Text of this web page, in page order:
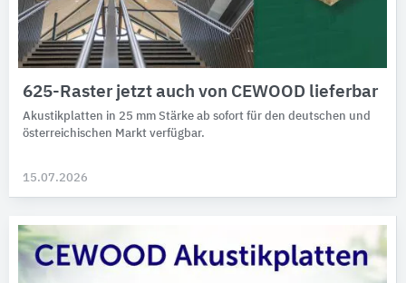
625-Raster jetzt auch von CEWOOD lieferbar
Akustikplatten in 25 mm Stärke ab sofort für den deutschen und
öster­rei­chi­schen Markt ver­füg­bar.
15.07.2026